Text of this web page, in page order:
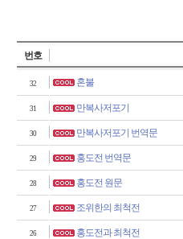
번호
32 혼불
31 만복사저포기
30 만복사저포기 번역문
29 홍도전 번역문
28 홍도전 원문
27 조위한의 최척전
26 홍도전과 최척전